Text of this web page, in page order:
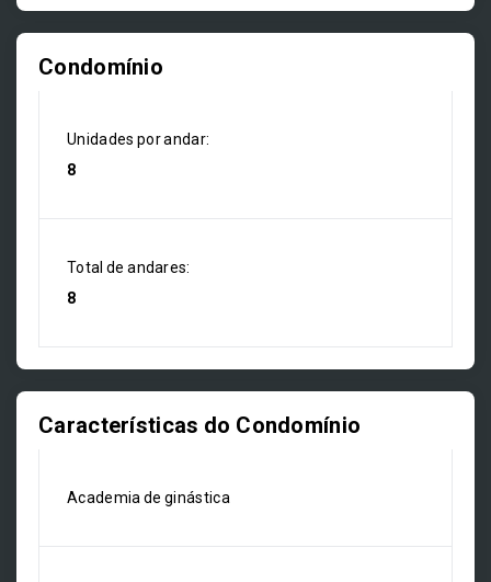
Condomínio
Unidades por andar:
8
Total de andares:
8
Características do Condomínio
Academia de ginástica